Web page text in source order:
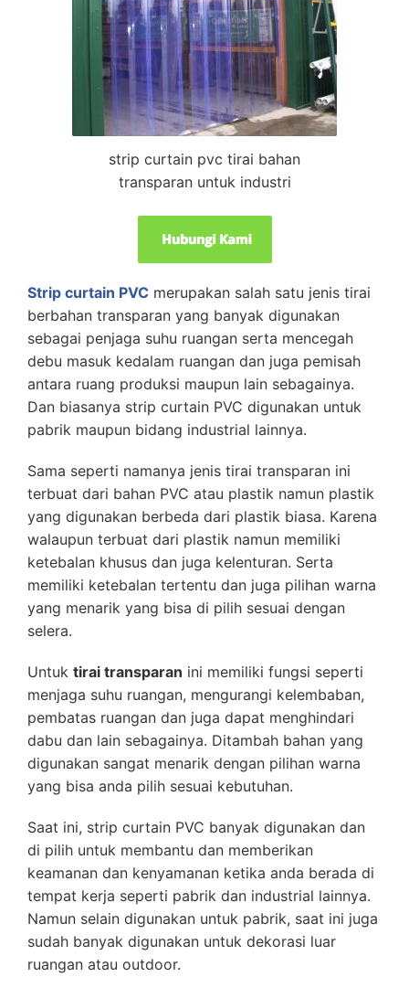
strip curtain pvc tirai bahan
transparan untuk industri
Strip curtain PVC merupakan salah satu jenis tirai
berbahan transparan yang banyak digunakan
sebagai penjaga suhu ruangan serta mencegah
debu masuk kedalam ruangan dan juga pemisah
antara ruang produksi maupun lain sebagainya.
Dan biasanya strip curtain PVC digunakan untuk
pabrik maupun bidang industrial lainnya.
Sama seperti namanya jenis tirai transparan ini
terbuat dari bahan PVC atau plastik namun plastik
yang digunakan berbeda dari plastik biasa. Karena
walaupun terbuat dari plastik namun memiliki
ketebalan khusus dan juga kelenturan. Serta
memiliki ketebalan tertentu dan juga pilihan warna
yang menarik yang bisa di pilih sesuai dengan
selera.
Untuk tirai transparan ini memiliki fungsi seperti
menjaga suhu ruangan, mengurangi kelembaban,
pembatas ruangan dan juga dapat menghindari
dabu dan lain sebagainya. Ditambah bahan yang
digunakan sangat menarik dengan pilihan warna
yang bisa anda pilih sesuai kebutuhan.
Saat ini, strip curtain PVC banyak digunakan dan
di pilih untuk membantu dan memberikan
keamanan dan kenyamanan ketika anda berada di
tempat kerja seperti pabrik dan industrial lainnya.
Namun selain digunakan untuk pabrik, saat ini juga
sudah banyak digunakan untuk dekorasi luar
ruangan atau outdoor.